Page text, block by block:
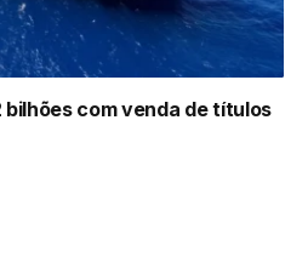
com venda de títulos